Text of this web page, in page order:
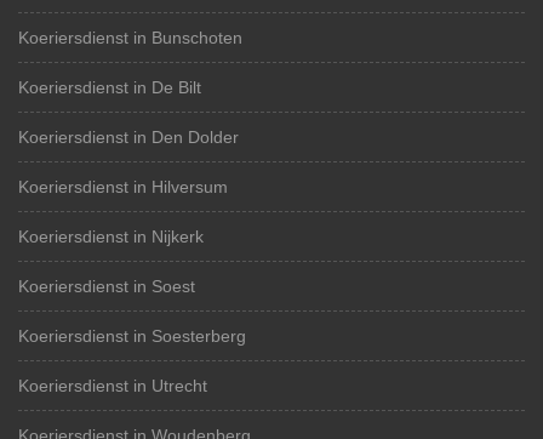
Koeriersdienst in Bunschoten
Koeriersdienst in De Bilt
Koeriersdienst in Den Dolder
Koeriersdienst in Hilversum
Koeriersdienst in Nijkerk
Koeriersdienst in Soest
Koeriersdienst in Soesterberg
Koeriersdienst in Utrecht